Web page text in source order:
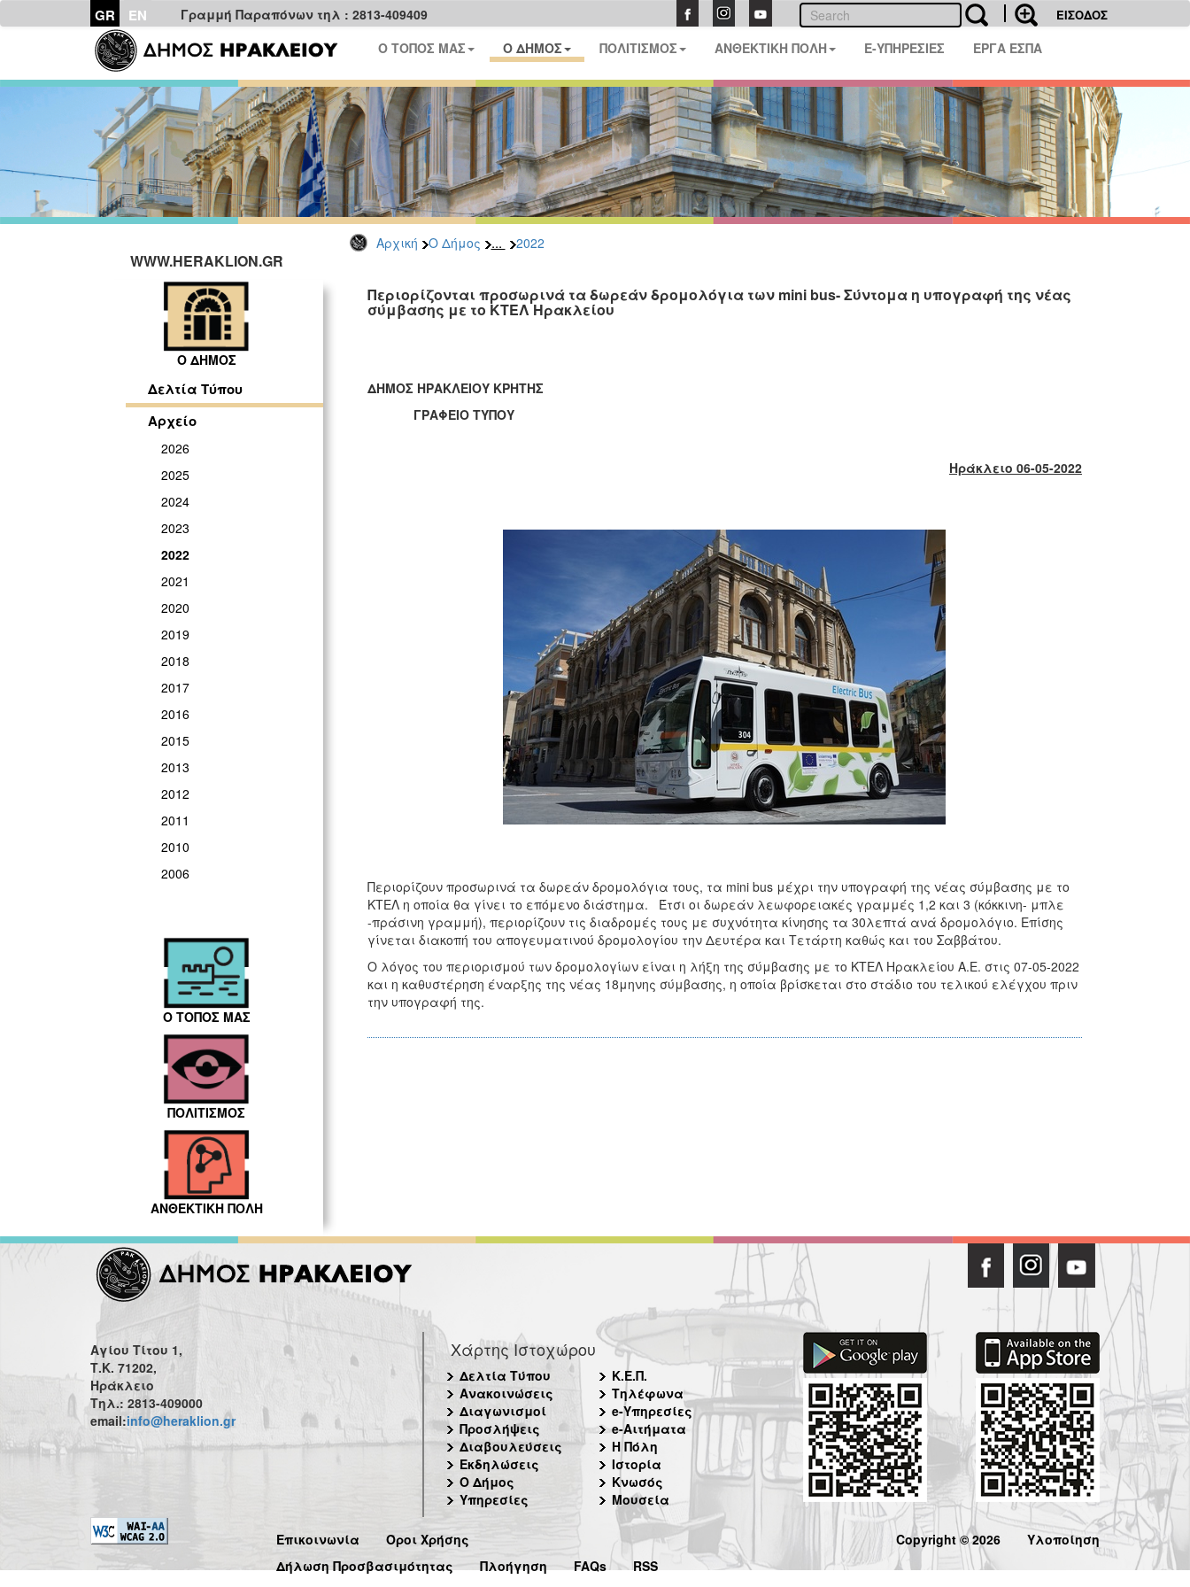
GR EN Γραμμή Παραπόνων τηλ : 2813-409409 ΕΙΣΟΔΟΣ
Ο ΤΟΠΟΣ ΜΑΣ Ο ΔΗΜΟΣ ΠΟΛΙΤΙΣΜΟΣ ΑΝΘΕΚΤΙΚΗ ΠΟΛΗ E-ΥΠΗΡΕΣΙΕΣ ΕΡΓΑ ΕΣΠΑ
Αρχική Ο Δήμος ... 2022
WWW.HERAKLION.GR
Ο ΔΗΜΟΣ
Δελτία Τύπου
Αρχείο
2026
2025
2024
2023
2022
2021
2020
2019
2018
2017
2016
2015
2013
2012
2011
2010
2006
Ο ΤΟΠΟΣ ΜΑΣ
ΠΟΛΙΤΙΣΜΟΣ
ΑΝΘΕΚΤΙΚΗ ΠΟΛΗ
Περιορίζoνται προσωρινά τα δωρεάν δρομολόγια των mini bus- Σύντομα η υπογραφή της νέας
σύμβασης με το ΚΤΕΛ Ηρακλείου
ΔΗΜΟΣ ΗΡΑΚΛΕΙΟΥ ΚΡΗΤΗΣ
ΓΡΑΦΕΙΟ ΤΥΠΟΥ
Ηράκλειο 06-05-2022
Περιορίζουν προσωρινά τα δωρεάν δρομολόγια τους, τα mini bus μέχρι την υπογραφή της νέας σύμβασης με το
ΚΤΕΛ η οποία θα γίνει το επόμενο διάστημα. Έτσι οι δωρεάν λεωφορειακές γραμμές 1,2 και 3 (κόκκινη- μπλε
-πράσινη γραμμή), περιορίζουν τις διαδρομές τους με συχνότητα κίνησης τα 30λεπτά ανά δρομολόγιο. Επίσης
γίνεται διακοπή του απογευματινού δρομολογίου την Δευτέρα και Τετάρτη καθώς και του Σαββάτου.
Ο λόγος του περιορισμού των δρομολογίων είναι η λήξη της σύμβασης με το ΚΤΕΛ Ηρακλείου Α.Ε. στις 07-05-2022
και η καθυστέρηση έναρξης της νέας 18μηνης σύμβασης, η οποία βρίσκεται στο στάδιο του τελικού ελέγχου πριν
την υπογραφή της.
Αγίου Τίτου 1,
Τ.Κ. 71202,
Ηράκλειο
Τηλ.: 2813-409000
email:info@heraklion.gr
Χάρτης Ιστοχώρου
Δελτία Τύπου
Ανακοινώσεις
Διαγωνισμοί
Προσλήψεις
Διαβουλεύσεις
Εκδηλώσεις
Ο Δήμος
Υπηρεσίες
Κ.Ε.Π.
Τηλέφωνα
e-Υπηρεσίες
e-Αιτήματα
Η Πόλη
Ιστορία
Κνωσός
Μουσεία
Επικοινωνία
Όροι Χρήσης
Δήλωση Προσβασιμότητας
Πλοήγηση FAQs RSS
Copyright © 2026 Υλοποίηση